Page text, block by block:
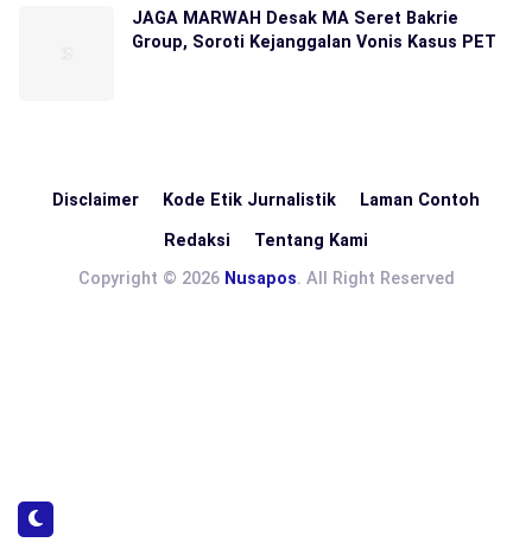
JAGA MARWAH Desak MA Seret Bakrie
Group, Soroti Kejanggalan Vonis Kasus PET
Disclaimer Kode Etik Jurnalistik Laman Contoh
Redaksi
Tentang Kami
Copyright © 2026 Nusapos. All Right Reserved